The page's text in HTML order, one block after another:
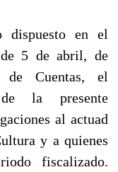
dispuesto en el
5 de abril, de
de Cuentas, el
la presente
al actuad
y a quienes
fiscalizado.